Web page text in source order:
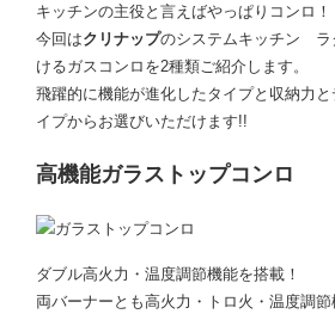
キッチンの主役と言えばやっぱりコンロ！
今回はクリナップのシステムキッチン ラ
けるガスコンロを2種類ご紹介します。
飛躍的に機能が進化したタイプと収納力
イプからお選びいただけます!!
高機能ガラストップコンロ
ダブル高火力・温度調節機能を搭載！
両バーナーとも高火力・トロ火・温度調